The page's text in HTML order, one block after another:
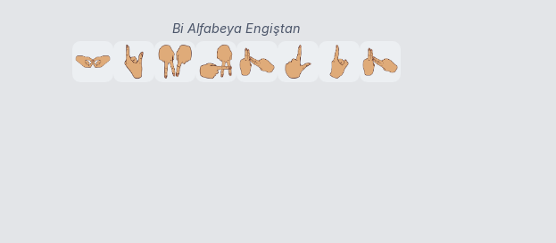
Bi Alfabeya Engiştan